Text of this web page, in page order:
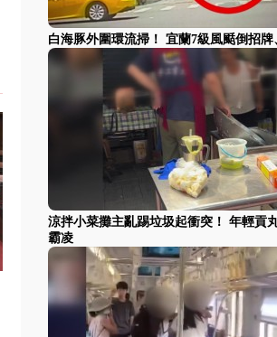
白海豚外圍環流掃！ 宜蘭7級風颳倒招牌
涼拌小菜攤主亂踢垃圾起衝突！ 年輕貢
霸凌